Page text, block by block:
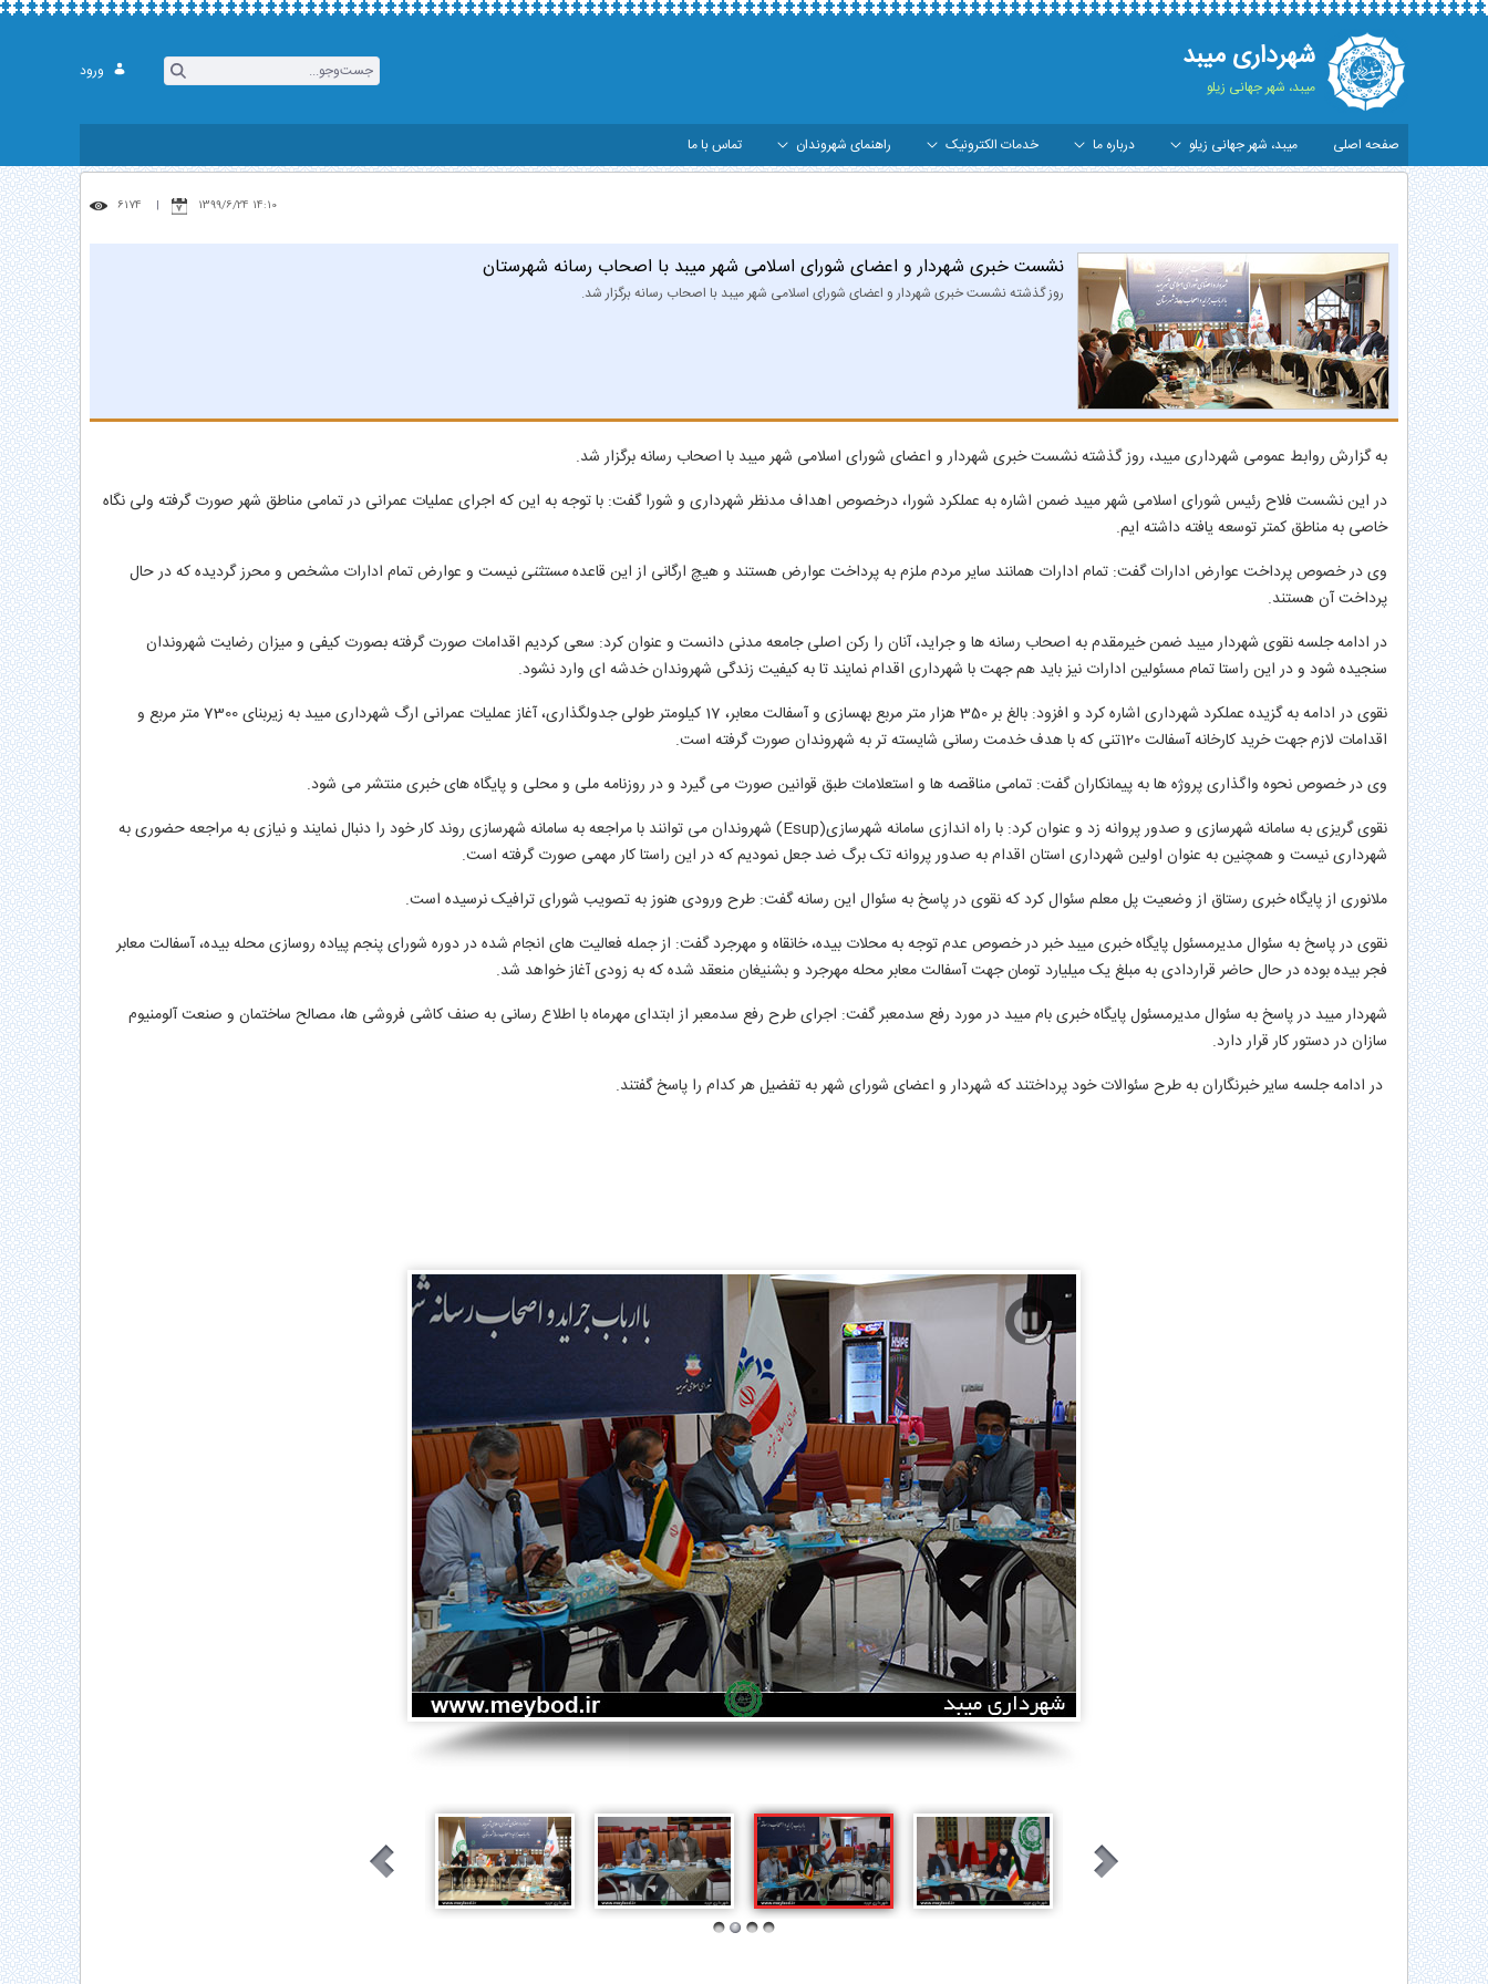
شهرداری میبد
میبد، شهر جهانی زیلو
ورود
صفحه اصلی میبد، شهر جهانی زیلو درباره ما خدمات الکترونیک راهنمای شهروندان تماس با ما
نشست خبری شهردار و اعضای شورای اسلامی شهر میبد با اصحاب رسانه شهرستان - شهرداری میبد
14:10 1399/6/24
6174
نشست خبری شهردار و اعضای شورای اسلامی شهر میبد با اصحاب رسانه شهرستان
روز گذشته نشست خبری شهردار و اعضای شورای اسلامی شهر میبد با اصحاب رسانه برگزار شد.
به گزارش روابط عمومی شهرداری میبد، روز گذشته نشست خبری شهردار و اعضای شورای اسلامی شهر میبد با اصحاب رسانه برگزار شد.
در این نشست فلاح رئیس شورای اسلامی شهر میبد ضمن اشاره به عملکرد شورا، درخصوص اهداف مدنظر شهرداری و شورا گفت: با توجه به این که اجرای عملیات عمرانی در تمامی مناطق شهر صورت گرفته ولی نگاه
خاصی به مناطق کمتر توسعه یافته داشته ایم.
وی در خصوص پرداخت عوارض ادارات گفت: تمام ادارات همانند سایر مردم ملزم به پرداخت عوارض هستند و هیچ ارگانی از این قاعدهمستثنینیست و عوارض تمام ادارات مشخص و محرز گردیده که در حال
پرداخت آن هستند.
در ادامه جلسه نقوی شهردار میبد ضمن خیرمقدم به اصحاب رسانه ها و جراید، آنان را رکن اصلی جامعه مدنی دانست و عنوان کرد: سعی کردیم اقدامات صورت گرفته بصورت کیفی و میزان رضایت شهروندان
سنجیده شود و در این راستا تمام مسئولین ادارات نیز باید هم جهت با شهرداری اقدام نمایند تا به کیفیت زندگی شهروندان خدشه ای وارد نشود.
نقوی در ادامه به گزیده عملکرد شهرداری اشاره کرد و افزود: بالغ بر 350 هزار متر مربع بهسازی و آسفالت معابر، 17 کیلومتر طولی جدولگذاری، آغاز عملیات عمرانی ارگ شهرداری میبد به زیربنای 7300 متر مربع و
اقدامات لازم جهت خرید کارخانه آسفالت 120تنی که با هدف خدمت رسانی شایسته تر به شهروندان صورت گرفته است.
وی در خصوص نحوه واگذاری پروژه ها به پیمانکاران گفت: تمامی مناقصه ها و استعلامات طبق قوانین صورت می گیرد و در روزنامه ملی و محلی و پایگاه های خبری منتشر می شود.
نقوی گریزی به سامانه شهرسازی و صدور پروانه زد و عنوان کرد: با راه اندازی سامانه شهرسازی(Esup) شهروندان می توانند با مراجعه به سامانه شهرسازی روند کار خود را دنبال نمایند و نیازی به مراجعه حضوری به
شهرداری نیست و همچنین به عنوان اولین شهرداری استان اقدام به صدور پروانه تک برگ ضد جعل نمودیم که در این راستا کار مهمی صورت گرفته است.
ملانوری از پایگاه خبری رستاق از وضعیت پل معلم سئوال کرد که نقوی در پاسخ به سئوال این رسانه گفت: طرح ورودی هنوز به تصویب شورای ترافیک نرسیده است.
نقوی در پاسخ به سئوال مدیرمسئول پایگاه خبری میبد خبر در خصوص عدم توجه به محلات بیده، خانقاه و مهرجرد گفت: از جمله فعالیت های انجام شده در دوره شورای پنجم پیاده روسازی محله بیده، آسفالت معابر
فجر بیده بوده در حال حاضر قراردادی به مبلغ یک میلیارد تومان جهت آسفالت معابر محله مهرجرد و بشنیغان منعقد شده که به زودی آغاز خواهد شد.
شهردار میبد در پاسخ به سئوال مدیرمسئول پایگاه خبری بام میبد در مورد رفع سدمعبر گفت: اجرای طرح رفع سدمعبر از ابتدای مهرماه با اطلاع رسانی به صنف کاشی فروشی ها، مصالح ساختمان و صنعت آلومنیوم
سازان در دستور کار قرار دارد.
در ادامه جلسه سایر خبرنگاران به طرح سئوالات خود پرداختند که شهردار و اعضای شورای شهر به تفضیل هر کدام را پاسخ گفتند.